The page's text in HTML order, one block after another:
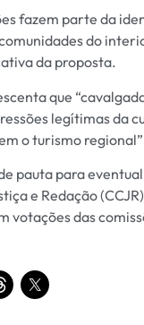
fazem parte da
do
da proposta.
que
legítimas da
o turismo
pauta para
e Redação
votações das